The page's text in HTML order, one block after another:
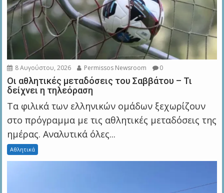
8 Αυγούστου, 2026 Permissos Newsroom 0
Οι αθλητικές μεταδόσεις του Σαββάτου – Τι
δείχνει η τηλεόραση
Τα φιλικά των ελληνικών ομάδων ξεχωρίζουν
στο πρόγραμμα με τις αθλητικές μεταδόσεις της
ημέρας. Αναλυτικά όλες...
Αθλητικά